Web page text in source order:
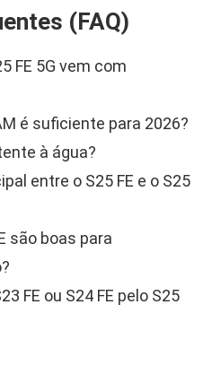
(FAQ)
FE 5G vem com
é suficiente para 2026?
à água?
entre o S25 FE e o S25
são boas para
FE ou S24 FE pelo S25